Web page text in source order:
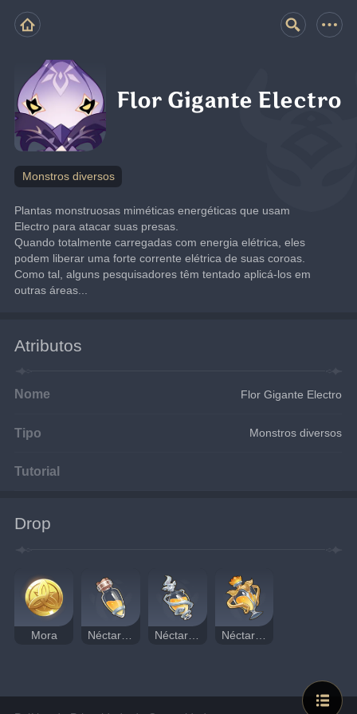
Flor Gigante Electro
Monstros diversos
Plantas monstruosas miméticas energéticas que usam
Electro para atacar suas presas.
Quando totalmente carregadas com energia elétrica, eles
podem liberar uma forte corrente elétrica de suas coroas.
Como tal, alguns pesquisadores têm tentado aplicá-los em
outras áreas...
Atributos
Nome Flor Gigante Electro
Tipo Monstros diversos
Tutorial
Drop
Mora Néctar da Flor Gigante Néctar Brilhante Néctar Elemental